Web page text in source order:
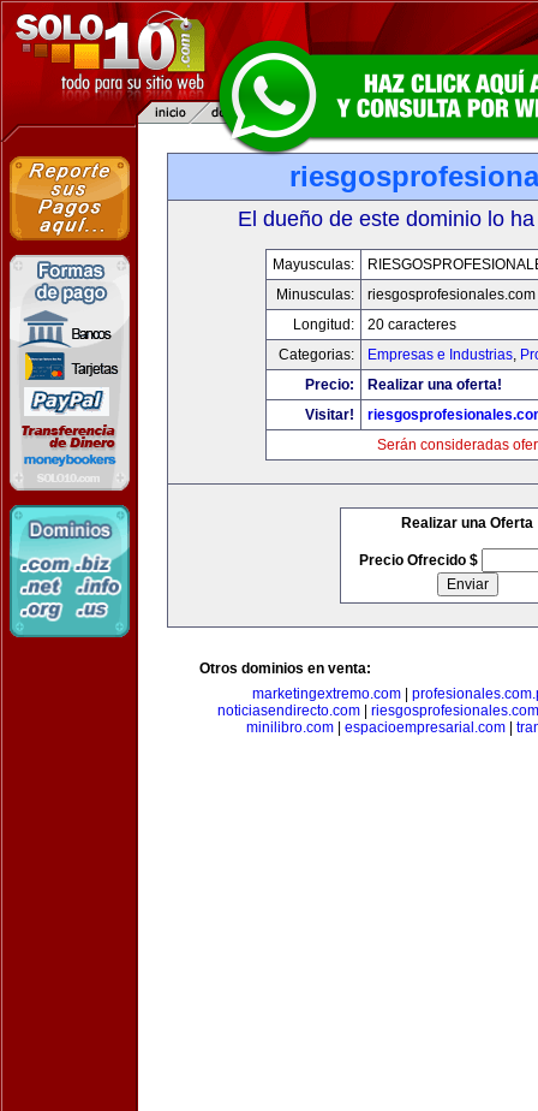
El dueño de este dominio lo
Mayusculas:
Minusculas:
riesgosprofesionales.com
Longitud:
20 caracteres
Categorias:
Empresas e Industrias,
Precio:
Realizar una oferta!
Visitar!
Serán consideradas
Realizar una Oferta
Precio Ofrecido $
Otros dominios en venta:
marketingextremo.com|
noticiasendirecto.com
riesgosprofesionales.com
minilibro.com| espacioempresarial.com|